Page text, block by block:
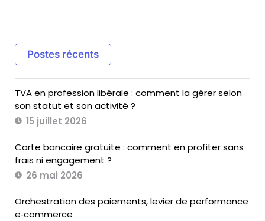
Postes récents
TVA en profession libérale : comment la gérer selon
son statut et son activité ?
15 juillet 2026
Carte bancaire gratuite : comment en profiter sans
frais ni engagement ?
26 mai 2026
Orchestration des paiements, levier de performance
e‑commerce